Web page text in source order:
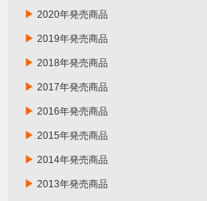
▶ 2020年発売商品
▶ 2019年発売商品
▶ 2018年発売商品
▶ 2017年発売商品
▶ 2016年発売商品
▶ 2015年発売商品
▶ 2014年発売商品
▶ 2013年発売商品